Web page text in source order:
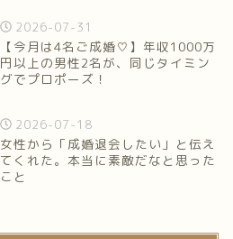
2026-07-31
【今月は4名ご成婚♡】年収1000万
円以上の男性2名が、同じタイミン
グでプロポーズ！
2026-07-18
女性から「成婚退会したい」と伝え
てくれた。本当に素敵だなと思った
こと